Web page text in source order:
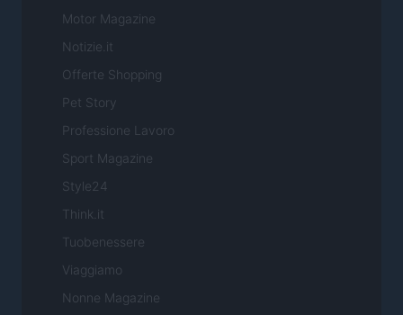
Motor Magazine
Notizie.it
Offerte Shopping
Pet Story
Professione Lavoro
Sport Magazine
Style24
Think.it
Tuobenessere
Viaggiamo
Nonne Magazine